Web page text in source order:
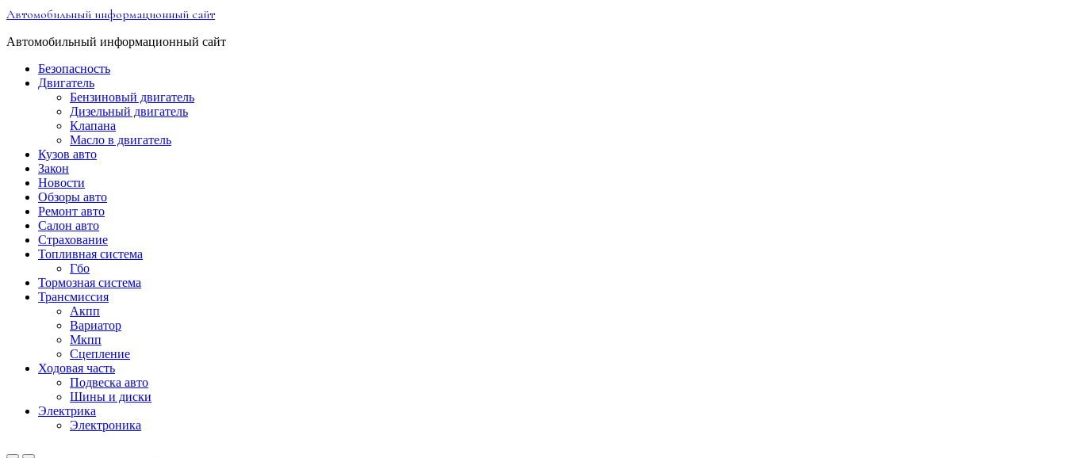
Перейти
содержимому
Автомобильный информационный сайт
Автомобильный информационный сайт
Безопасность
Двигатель
Бензиновый двигатель
Дизельный двигатель
Клапана
Масло в двигатель
Кузов авто
Закон
Новости
Обзоры авто
Ремонт авто
Салон авто
Страхование
Топливная система
Гбо
Тормозная система
Трансмиссия
Акпп
Вариатор
Мкпп
Сцепление
Ходовая часть
Подвеска авто
Шины и диски
Электрика
Электроника